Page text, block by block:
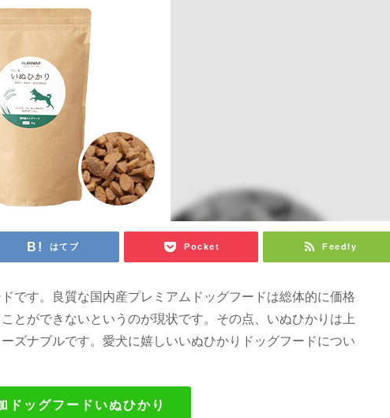
はてブ Pocket Feedly
です。良質な国内産プレミアムドッグフードは総体的に価格
とができないというのが現状です。その点、いぬひかりは上
ズナブルです。愛犬に嬉しいいぬひかりドッグフードについ
ドッグフードいぬひかり